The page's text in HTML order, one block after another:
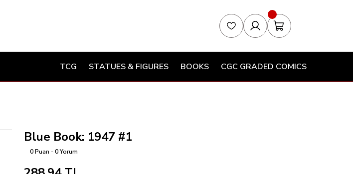
TCG STATUES & FIGURES BOOKS CGC GRADED COMICS
Blue Book: 1947 #1
0 Puan - 0 Yorum